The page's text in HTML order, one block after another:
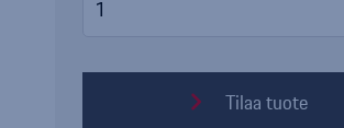
Tilaa tuote